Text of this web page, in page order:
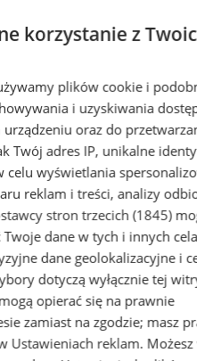
Rodziny w
jej posiadania
korzystanie z
plików cookie i
i uzyskiwania
oraz do
Twój adres IP, unikalne
celu wyświetlania
reklam i treści, analizy
stron trzecich (1845)
dane w tych i innych
dane geolokalizacyjne i
dotyczą wyłącznie tej
opierać się na prawnie
zamiast na zgodzie; masz
Ustawieniach reklam.